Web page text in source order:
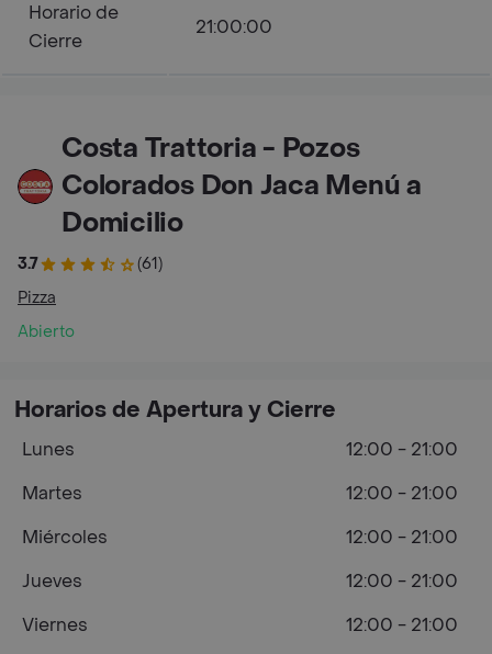
Horario de
Cierre
21:00:00
Costa Trattoria - Pozos
Colorados Don Jaca Menú a
Domicilio
3.7
(61)
Pizza
Abierto
Horarios de Apertura y Cierre
Lunes
12:00 - 21:00
Martes
12:00 - 21:00
Miércoles
12:00 - 21:00
Jueves
12:00 - 21:00
Viernes
12:00 - 21:00